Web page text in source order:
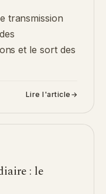
transmission
et le sort des
Lire l'article →
: le